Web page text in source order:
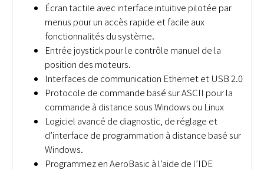
Écran tactile avec interface intuitive pilotée par
menus pour un accès rapide et facile aux
fonctionnalités du système.
Entrée joystick pour le contrôle manuel de la
position des moteurs.
Interfaces de communication Ethernet et USB 2.0
Protocole de commande basé sur ASCII pour la
commande à distance sous Windows ou Linux
Logiciel avancé de diagnostic, de réglage et
d’interface de programmation à distance basé sur
Windows.
Programmez en AeroBasic à l’aide de l’IDE